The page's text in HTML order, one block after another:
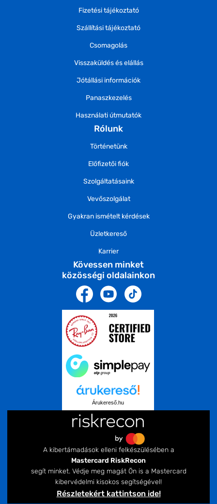
Fizetési tájékoztató
Szállítási tájékoztató
Csomagolás
Visszaküldés és elállás
Jótállási információk
Panaszkezelés
Használati útmutatók
Rólunk
Történetünk
Előfizetői fiók
Szolgáltatásaink
Vevőszolgálat
Gyakran ismételt kérdések
Üzletkereső
Karrier
Kövessen minket
közösségi oldalainkon
Árukereső.hu
A kibertámadások elleni felkészülésében a
Mastercard RiskRecon
segít minket. Védje meg magát Ön is a Mastercard
kibervédelmi kisokos segítségével!
Részletekért kattintson ide!